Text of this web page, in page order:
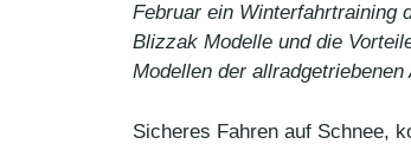
Februar ein Winterfahrtraining
Blizzak Modelle und die
Modellen der
Sicheres Fahren auf Schnee,